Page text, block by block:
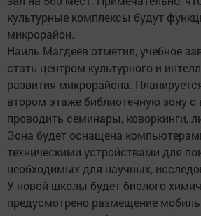
культурные комплексы будут
микрорайон.
Наиль Магдеев отметил, учебное
стать центром культурного и
развития микрорайона.
втором этаже библиотечную зону
проводить семинары, коворкинги,
Зона будет оснащена
техническими устройствами для
необходимых для научных,
У новой школы будет биолого-
предусмотрено размещение